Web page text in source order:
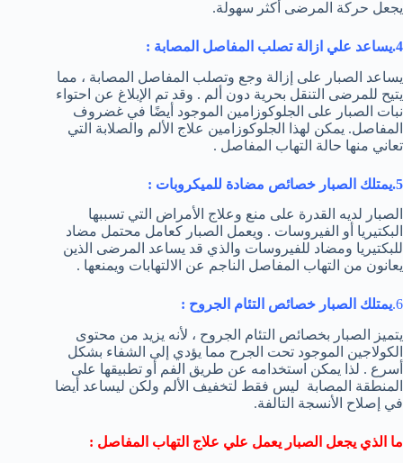
يجعل حركة المرضى أكثر سهولة.
4.يساعد علي ازالة تصلب المفاصل المصابة :
يساعد الصبار على إزالة وجع وتصلب المفاصل المصابة ، مما
يتيح للمرضى التنقل بحرية دون ألم . وقد تم الإبلاغ عن احتواء
نبات الصبار على الجلوكوزامين الموجود أيضًا في غضروف
المفاصل. يمكن لهذا الجلوكوزامين علاج الألم والصلابة التي
تعاني منها حالة التهاب المفاصل .
5.يمتلك الصبار خصائص مضادة للميكروبات :
الصبار لديه القدرة على منع وعلاج الأمراض التي تسببها
البكتيريا أو الفيروسات . ويعمل الصبار كعامل محتمل مضاد
للبكتيريا ومضاد للفيروسات والذي قد يساعد المرضى الذين
يعانون من التهاب المفاصل الناجم عن الالتهابات ويمنعها .
6. يمتلك الصبار خصائص التئام الجروح :
يتميز الصبار بخصائص التئام الجروح ، لأنه يزيد من محتوى
الكولاجين الموجود تحت الجرح مما يؤدي إلى الشفاء بشكل
أسرع . لذا يمكن استخدامه عن طريق الفم أو تطبيقها على
المنطقة المصابة ليس فقط لتخفيف الألم ولكن ليساعد أيضا
في إصلاح الأنسجة التالفة.
ما الذي يجعل الصبار يعمل علي علاج التهاب المفاصل :